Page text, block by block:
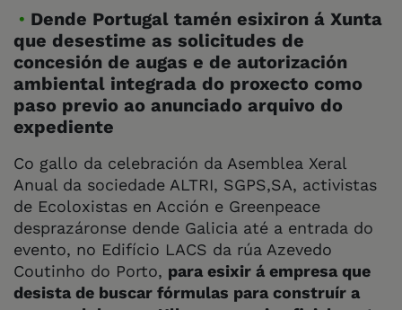
Dende Portugal tamén esixiron á Xunta
que desestime as solicitudes de
concesión de augas e de autorización
ambiental integrada do proxecto como
paso previo ao anunciado arquivo do
expediente
Co gallo da celebración da Asemblea Xeral
Anual da sociedade ALTRI, SGPS,SA, activistas
de Ecoloxistas en Acción e Greenpeace
desprazáronse dende Galicia até a entrada do
evento, no Edifício LACS da rúa Azevedo
Coutinho do Porto, para esixir á empresa que
desista de buscar fórmulas para construír a